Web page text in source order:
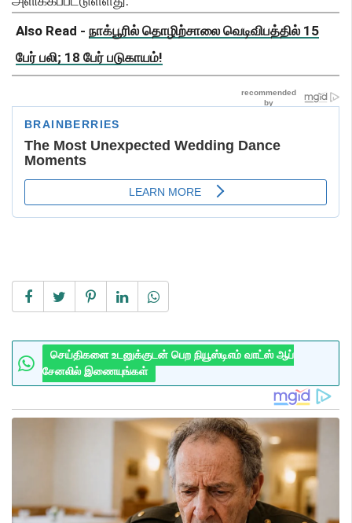
Also Read - நாக்பூரில் தொழிற்சாலை வெடிவிபத்தில் 15
பேர் பலி; 18 பேர் படுகாயம்!
செய்திகளை உடனுக்குடன் பெற நியூஸ்டிஎம் வாட்ஸ் ஆப்
சேனலில் இணையுங்கள்